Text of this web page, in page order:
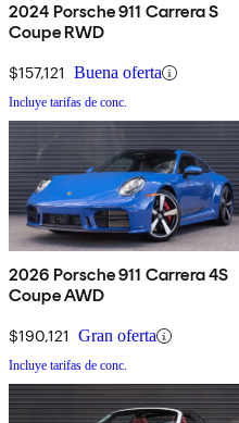
2024 Porsche 911 Carrera S
Coupe RWD
$157,121 Buena oferta
Incluye tarifas de conc.
2026 Porsche 911 Carrera 4S
Coupe AWD
$190,121 Gran oferta
Incluye tarifas de conc.